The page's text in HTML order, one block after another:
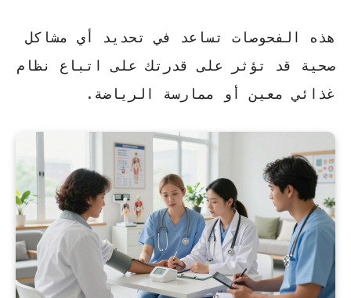
هذه الفحوصات تساعد في تحديد أي مشاكل
صحية قد تؤثر على قدرتك على اتباع نظام
غذائي معين أو ممارسة الرياضة.